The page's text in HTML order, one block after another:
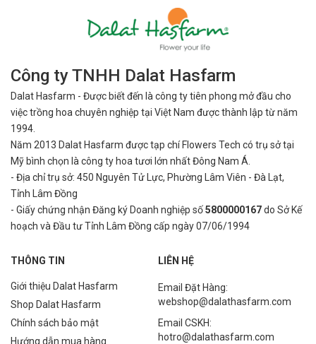
Công ty TNHH Dalat Hasfarm
Dalat Hasfarm - Được biết đến là công ty tiên phong mở đầu cho
việctrồng hoa chuyên nghiệp tại Việt Nam được thành lập từ năm
1994.
Năm 2013 Dalat Hasfarm được tạp chí Flowers Tech có trụ sở tại
Mỹ bình chọn là công ty hoa tươi lớn nhất Đông Nam Á.
- Địa chỉ trụ sở: 450 Nguyên Tử Lực, Phường Lâm Viên - Đà Lạt,
Tỉnh Lâm Đồng
- Giấy chứng nhận Đăng ký Doanh nghiệp số5800000167do Sở Kế
hoạch và Đầu tư Tỉnh Lâm Đồng cấp ngày 07/06/1994
THÔNG TIN
Giới thiệu Dalat Hasfarm
Shop Dalat Hasfarm
Chính sách bảo mật
Hướng dẫn mua hàng
LIÊN HỆ
Email Đặt Hàng:
webshop@dalathasfarm.com
Email CSKH:
hotro@dalathasfarm.com